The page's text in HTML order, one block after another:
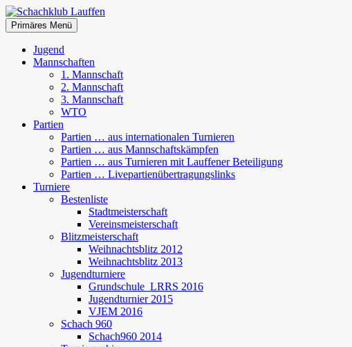
Zum
Inhalt
springen
Schachklub Lauffen
Suchen
Primäres Menü
Jugend
Mannschaften
1. Mannschaft
2. Mannschaft
3. Mannschaft
WTO
Partien
Partien … aus internationalen Turnieren
Partien … aus Mannschaftskämpfen
Partien … aus Turnieren mit Lauffener Beteiligung
Partien … Livepartienübertragungslinks
Turniere
Bestenliste
Stadtmeisterschaft
Vereinsmeisterschaft
Blitzmeisterschaft
Weihnachtsblitz 2012
Weihnachtsblitz 2013
Jugendturniere
Grundschule_LRRS 2016
Jugendturnier 2015
VJEM 2016
Schach 960
Schach960 2014